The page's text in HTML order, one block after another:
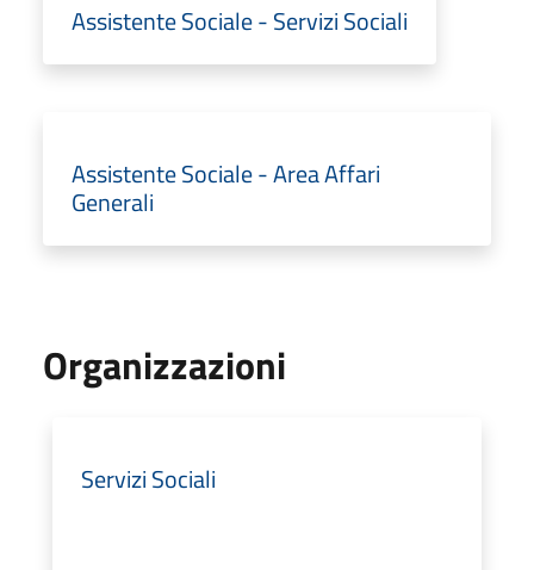
Assistente Sociale - Servizi Sociali
Assistente Sociale - Area Affari
Generali
Organizzazioni
Servizi Sociali